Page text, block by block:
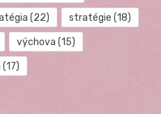
(22) stratégie (18)
výchova (15)
(17)